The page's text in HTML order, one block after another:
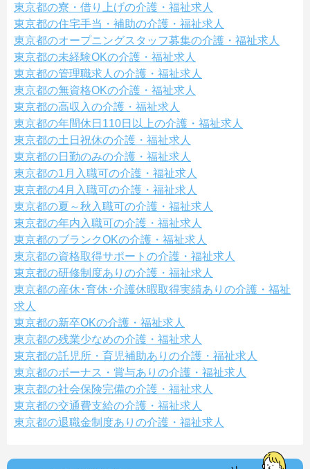
東京都の寮・借り上げの介護・福祉求人
東京都の住宅手当・補助の介護・福祉求人
東京都のオープニングスタッフ募集の介護・福祉求人
東京都の未経験OKの介護・福祉求人
東京都の管理職求人の介護・福祉求人
東京都の無資格OKの介護・福祉求人
東京都の高収入の介護・福祉求人
東京都の年間休日110日以上の介護・福祉求人
東京都の土日祝休の介護・福祉求人
東京都の日勤のみの介護・福祉求人
東京都の1月入職可の介護・福祉求人
東京都の4月入職可の介護・福祉求人
東京都の夏～秋入職可の介護・福祉求人
東京都の年内入職可の介護・福祉求人
東京都のブランクOKの介護・福祉求人
東京都の資格取得サポートの介護・福祉求人
東京都の研修制度ありの介護・福祉求人
東京都の産休･育休･介護休暇取得実績ありの介護・福祉
求人
東京都の新卒OKの介護・福祉求人
東京都の残業少なめの介護・福祉求人
東京都の託児所・育児補助ありの介護・福祉求人
東京都のボーナス・賞与ありの介護・福祉求人
東京都の社会保険完備の介護・福祉求人
東京都の交通費支給の介護・福祉求人
東京都の退職金制度ありの介護・福祉求人